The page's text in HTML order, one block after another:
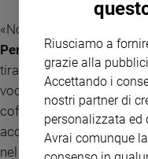
«Non sappiamo né
Però sappiamo quello
tirare in qualche modo le
voce di Elena Canavese,
cofondatrice di C6 Siloku,
accompagnare le
nel loro percorso di cura,
Riusciamo a
grazie alla
Accettando i
nostri partner di
personalizzata
Avrai comunque